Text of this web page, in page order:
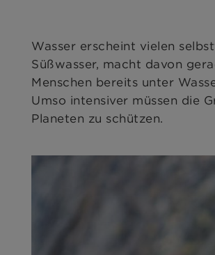
Wasser erscheint vielen
Süßwasser, macht davon
Menschen bereits unter
Umso intensiver müssen die
Planeten zu schützen.